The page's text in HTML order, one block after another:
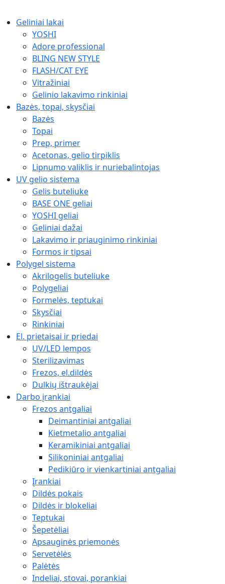
Geliniai lakai
YOSHI
Adore professional
BLING NEW STYLE
FLASH/CAT EYE
Vitražiniai
Gelinio lakavimo rinkiniai
Bazės, topai, skysčiai
Bazės
Topai
Prep, primer
Acetonas, gelio tirpiklis
Lipnumo valiklis ir nuriebalintojas
UV gelio sistema
Gelis buteliuke
BASE ONE geliai
YOSHI geliai
Geliniai dažai
Lakavimo ir priauginimo rinkiniai
Formos ir tipsai
Polygel sistema
Akrilogelis buteliuke
Polygeliai
Formelės, teptukai
Skysčiai
Rinkiniai
El. prietaisai ir priedai
UV/LED lempos
Sterilizavimas
Frezos, el.dildės
Dulkių ištraukėjai
Darbo įrankiai
Frezos antgaliai
Deimantiniai antgaliai
Kietmetalio antgaliai
Keramikiniai antgaliai
Silikoniniai antgaliai
Pedikiūro ir vienkartiniai antgaliai
Įrankiai
Dildės pokais
Dildės ir blokeliai
Teptukai
Šepetėliai
Apsauginės priemonės
Servetėlės
Palėtės
Indeliai, stovai, porankiai